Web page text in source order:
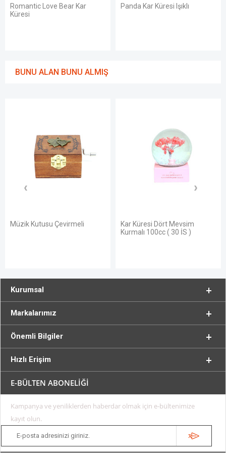
Romantic Love Bear Kar
Küresi
Panda Kar Küresi Işıklı
BUNU ALAN BUNU ALMIŞ
Müzik Kutusu Çevirmeli
Kar Küresi Dört Mevsim
Kurmalı 100cc ( 30 İS )
Kurumsal
Markalarımız
Önemli Bilgiler
Hızlı Erişim
E-BÜLTEN ABONELİĞİ
Kampanya ve yeniliklerden haberdar olmak için e-bültenimize
kayıt olun.